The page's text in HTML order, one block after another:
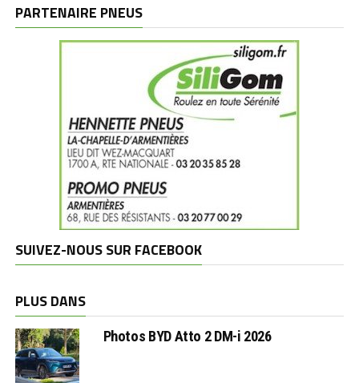
PARTENAIRE PNEUS
SUIVEZ-NOUS SUR FACEBOOK
PLUS DANS
Photos BYD Atto 2 DM-i 2026